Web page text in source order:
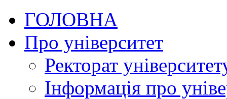
ГОЛОВНА
Про університет
Ректорат
Інформація про